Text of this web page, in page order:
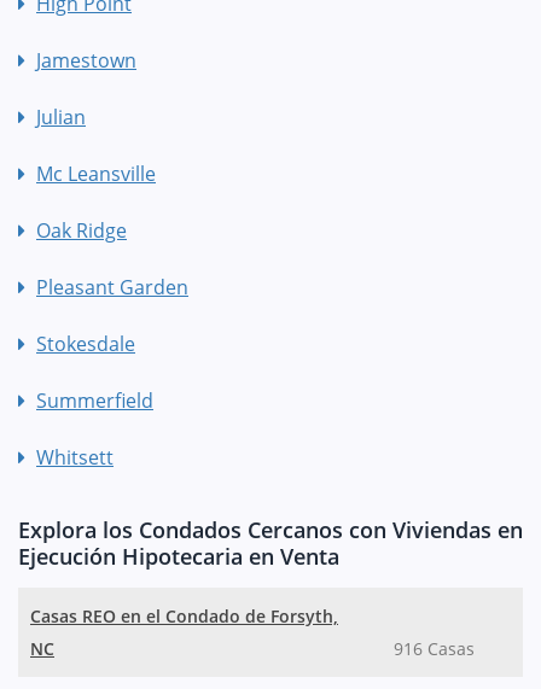
Jamestown
Julian
Mc Leansville
Oak Ridge
Pleasant Garden
Stokesdale
Summerfield
Whitsett
Explora los Condados Cercanos con Viviendas en
Ejecución Hipotecaria en Venta
Casas REO en el Condado de Forsyth,
NC
916 Casas